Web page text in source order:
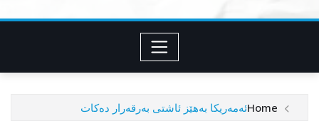
Homeئه‌مه‌ریكا به‌هێز ئاشتى به‌رقه‌رار ده‌كات